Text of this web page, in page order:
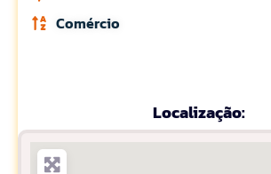
Comércio
Localização: